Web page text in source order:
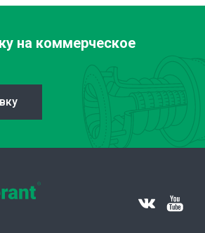
на коммерческое